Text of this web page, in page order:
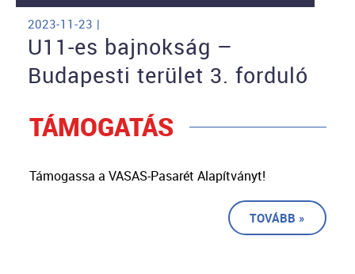
2023-11-23 |
U11-es bajnokság –
Budapesti terület 3. forduló
TÁMOGATÁS
Támogassa a VASAS-Pasarét Alapítványt!
TOVÁBB »